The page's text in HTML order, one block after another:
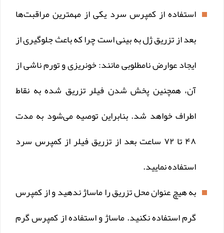
استفاده از کمپرس سرد یکی از مهمترین مراقبت‌ها
بعد از تزریق ژل به بینی است چرا که باعث جلوگیری از
ایجاد عوارض نامطلوبی مانند: خونریزی و تورم ناشی از
آن، همچنین پخش شدن فیلر تزریق شده به نقاط
اطراف خواهد شد. بنابراین توصیه می‌شود به مدت
۴۸ تا ۷۲ ساعت بعد از تزریق فیلر از کمپرس سرد
استفاده نمایید.
به هیچ عنوان محل تزریق را ماساژ ندهید و از کمپرس
گرم استفاده نکنید. ماساژ و استفاده از کمپرس گرم